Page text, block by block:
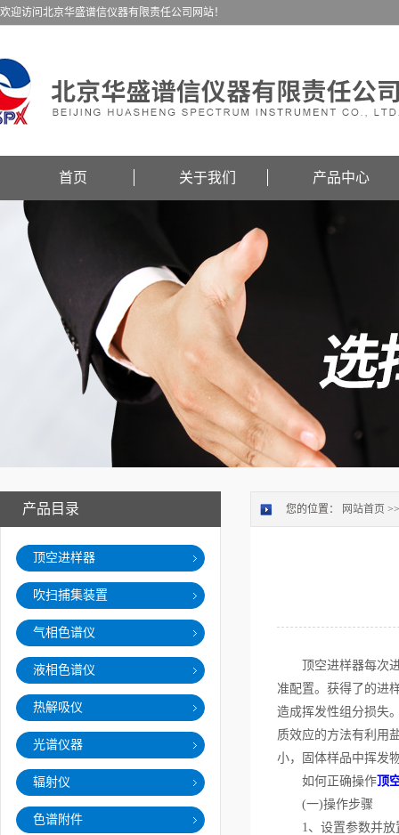
欢迎访问北京华盛谱信仪器有限责任公司网站！
首页 关于我们 产品中心
产品目录
顶空进样器
吹扫捕集装置
气相色谱仪
液相色谱仪
热解吸仪
光谱仪器
辐射仪
色谱附件
您的位置： 网站首页
顶空进样器每次进
准配置。获得了的进
造成挥发性组分损失
质效应的方法有利用
小，固体样品中挥发
如何正确操作顶
(一)操作步骤
1、设置参数并放置